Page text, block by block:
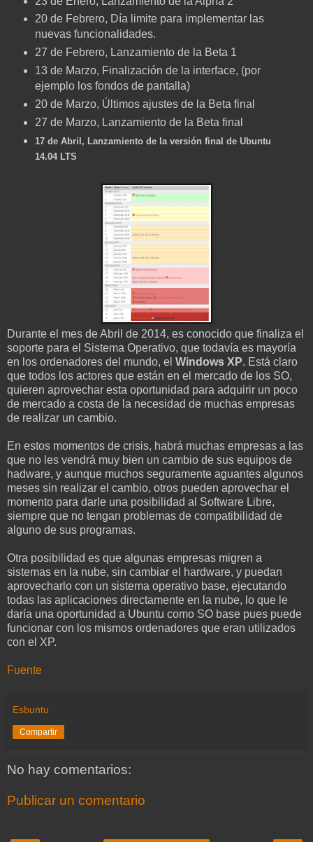
20 de Febrero, Día limite para implementar las
nuevas funcionalidades.
27 de Febrero, Lanzamiento de la Beta 1
13 de Marzo, Finalización de la interface, (por
ejemplo los fondos de pantalla)
20 de Marzo, Últimos ajustes de la Beta final
27 de Marzo, Lanzamiento de la Beta final
17 de Abril, Lanzamiento de la versión final de Ubuntu
14.04 LTS
Durante el mes de Abril de 2014, es conocido que finaliza el
soporte para el Sistema Operativo, que todavía es mayoría
en los ordenadores del mundo, el Windows XP. Está claro
que todos los actores que están en el mercado de los SO,
quieren aprovechar esta oportunidad para adquirir un poco
de mercado a costa de la necesidad de muchas empresas
de realizar un cambio.
En estos momentos de crisis, habrá muchas empresas a las
que no les vendrá muy bien un cambio de sus equipos de
hadware, y aunque muchos seguramente aguantes algunos
meses sin realizar el cambio, otros pueden aprovechar el
momento para darle una posibilidad al Software Libre,
siempre que no tengan problemas de compatibilidad de
alguno de sus programas.
Otra posibilidad es que algunas empresas migren a
sistemas en la nube, sin cambiar el hardware, y puedan
aprovecharlo con un sistema operativo base, ejecutando
todas las aplicaciones directamente en la nube, lo que le
daría una oportunidad a Ubuntu como SO base pues puede
funcionar con los mismos ordenadores que eran utilizados
con el XP.
Fuente
Esbuntu
Compartir
No hay comentarios:
Publicar un comentario